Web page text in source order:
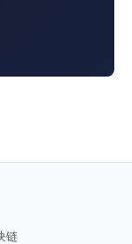
链